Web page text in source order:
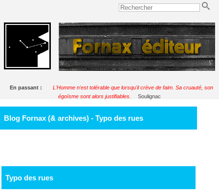
En passant :
L'Homme n'est tolérable que lorsqu'il crève de faim. Sa cruauté, son
égoïsme sont alors justifiables.
Soulignac
Blog Fornax (& archives) - Typo des rues
Typo des rues